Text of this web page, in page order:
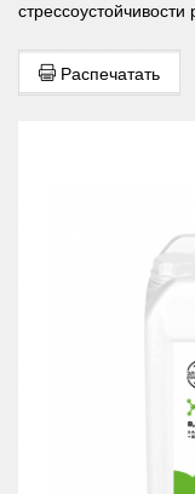
стрессоустойчивости
Распечатать